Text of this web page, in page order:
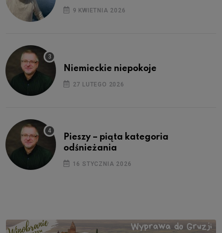
9 KWIETNIA 2026
Niemieckie niepokoje
27 LUTEGO 2026
Pieszy – piąta kategoria
odśnieżania
16 STYCZNIA 2026